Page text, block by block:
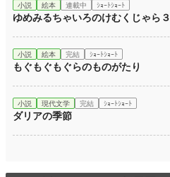
小説 絵本 連載中 ｼｮｰﾄｼｮｰﾄ
ゆめみるちゃいろのけむくじゃら３
小説 絵本 完結 ｼｮｰﾄｼｮｰﾄ
もぐもぐもぐらのものがたり
小説 現代文学 完結 ｼｮｰﾄｼｮｰﾄ
ダリアの季節